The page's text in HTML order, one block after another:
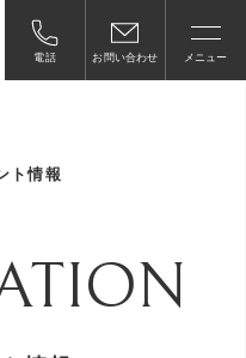
電話 お問い合わせ メニュー
ト情報